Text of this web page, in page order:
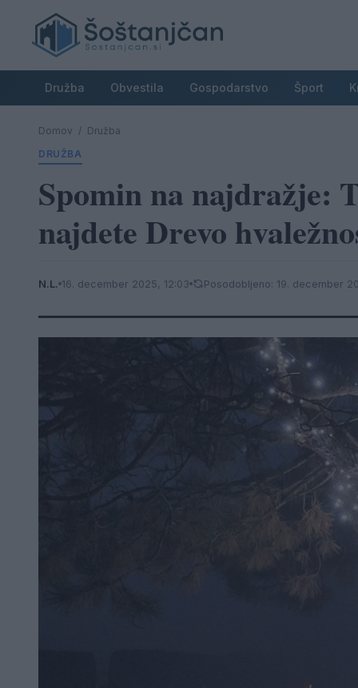
Družba Obvestila Gospodarstvo Šport
Domov / Družba
DRUŽBA
Spomin na najdražje:
najdete Drevo
N.L. 16. december 2025, 12:03 Posodobljeno: 19. december